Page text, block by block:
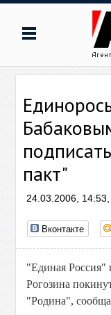
пакт"
24.03.2006, 14:53,
Вконтакте
"Единая Россия"
Рогозина
"Родина",